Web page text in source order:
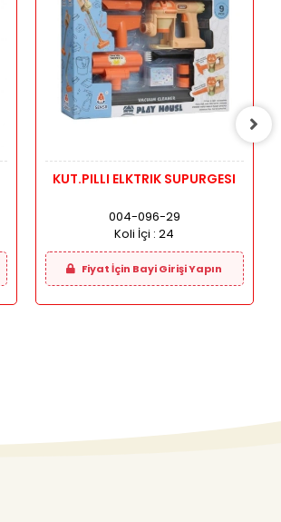
KUT.PILLI ELKTRIK SUPURGESI
004-096-29
Koli İçi :24
Fiyat İçin Bayi Girişi Yapın